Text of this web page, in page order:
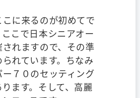
に来るのが初めてで
こで日本シニアオー
れますので、その準
れています。ちなみ
７０のセッティング
ます。そして、高麗